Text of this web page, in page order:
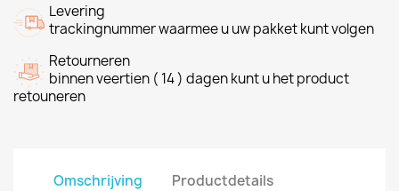
Levering
trackingnummer waarmee u uw pakket kunt volgen
Retourneren
binnen veertien ( 14 ) dagen kunt u het product
retouneren
Omschrijving Productdetails